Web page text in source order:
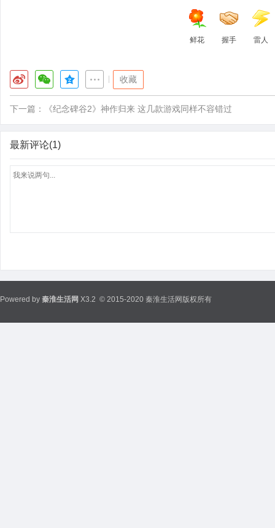
鲜花 握手 雷人
收藏
下一篇： 《纪念碑谷2》神作归来 这几款游戏同样不容错过
最新评论(1)
Powered by 秦淮生活网 X3.2 © 2015-2020 秦淮生活网版权所有